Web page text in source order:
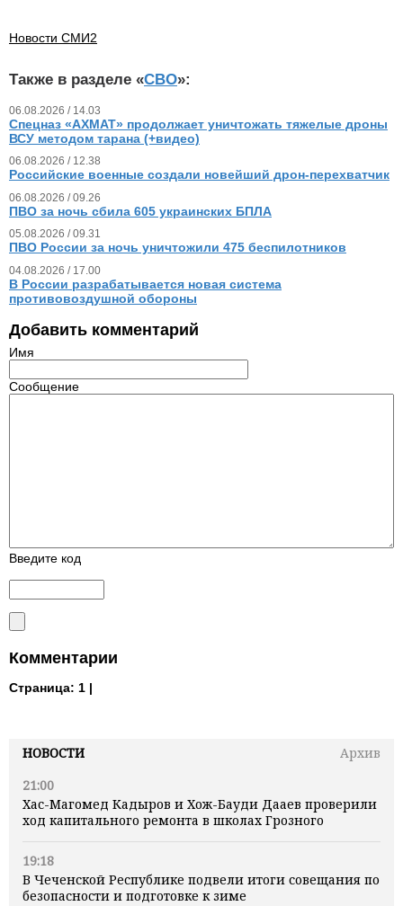
НОВОСТИ
Архив
21:00
Хас-Магомед Кадыров и Хож-Бауди Дааев проверили
ход капитального ремонта в школах Грозного
19:18
В Чеченской Республике подвели итоги совещания по
безопасности и подготовке к зиме
Новости СМИ2
Также в разделе «СВО»:
06.08.2026 / 14.03
Спецназ «АХМАТ» продолжает уничтожать тяжелые дроны
ВСУ методом тарана (+видео)
06.08.2026 / 12.38
Российские военные создали новейший дрон-перехватчик
06.08.2026 / 09.26
ПВО за ночь сбила 605 украинских БПЛА
05.08.2026 / 09.31
ПВО России за ночь уничтожили 475 беспилотников
04.08.2026 / 17.00
В России разрабатывается новая система
противовоздушной обороны
Добавить комментарий
Имя
Сообщение
Введите код
Комментарии
Страница: 1 |